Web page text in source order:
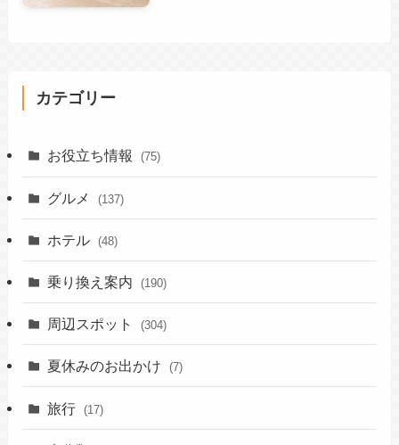
カテゴリー
お役立ち情報 (75)
グルメ (137)
ホテル (48)
乗り換え案内 (190)
周辺スポット (304)
夏休みのお出かけ (7)
旅行 (17)